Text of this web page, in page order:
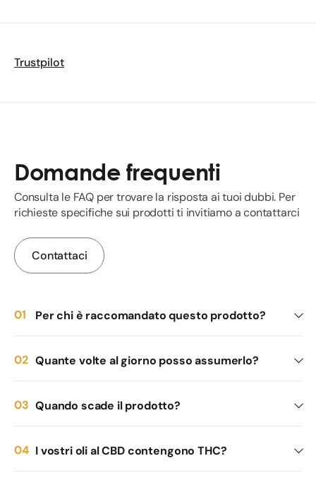
Trustpilot
Domande frequenti
Consulta le FAQ per trovare la risposta ai tuoi dubbi. Per
richieste specifiche sui prodotti ti invitiamo a contattarci
Contattaci
Per chi è raccomandato questo prodotto?
Quante volte al giorno posso assumerlo?
Quando scade il prodotto?
I vostri oli al CBD contengono THC?